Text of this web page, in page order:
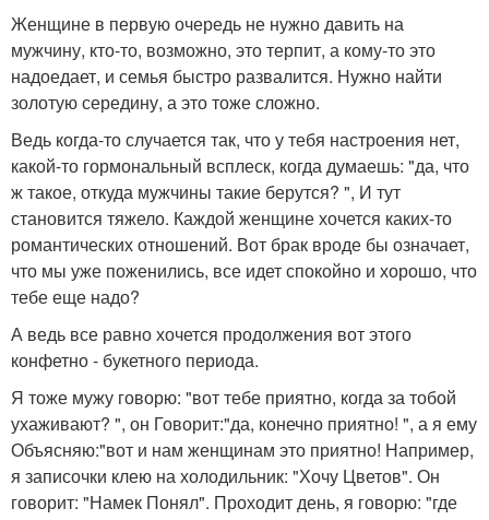
Женщине в первую очередь не нужно давить на
мужчину, кто-то, возможно, это терпит, а кому-то это
надоедает, и семья быстро развалится. Нужно найти
золотую середину, а это тоже сложно.
Ведь когда-то случается так, что у тебя настроения нет,
какой-то гормональный всплеск, когда думаешь: "да, что
ж такое, откуда мужчины такие берутся? ", И тут
становится тяжело. Каждой женщине хочется каких-то
романтических отношений. Вот брак вроде бы означает,
что мы уже поженились, все идет спокойно и хорошо, что
тебе еще надо?
А ведь все равно хочется продолжения вот этого
конфетно - букетного периода.
Я тоже мужу говорю: "вот тебе приятно, когда за тобой
ухаживают? ", он Говорит:"да, конечно приятно! ", а я ему
Объясняю:"вот и нам женщинам это приятно! Например,
я записочки клею на холодильник: "Хочу Цветов". Он
говорит: "Намек Понял". Проходит день, я говорю: "где